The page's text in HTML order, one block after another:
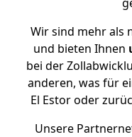
Wir sind mehr als
und bieten Ihnen
bei der
anderen, was für
El Estor oder
Unsere